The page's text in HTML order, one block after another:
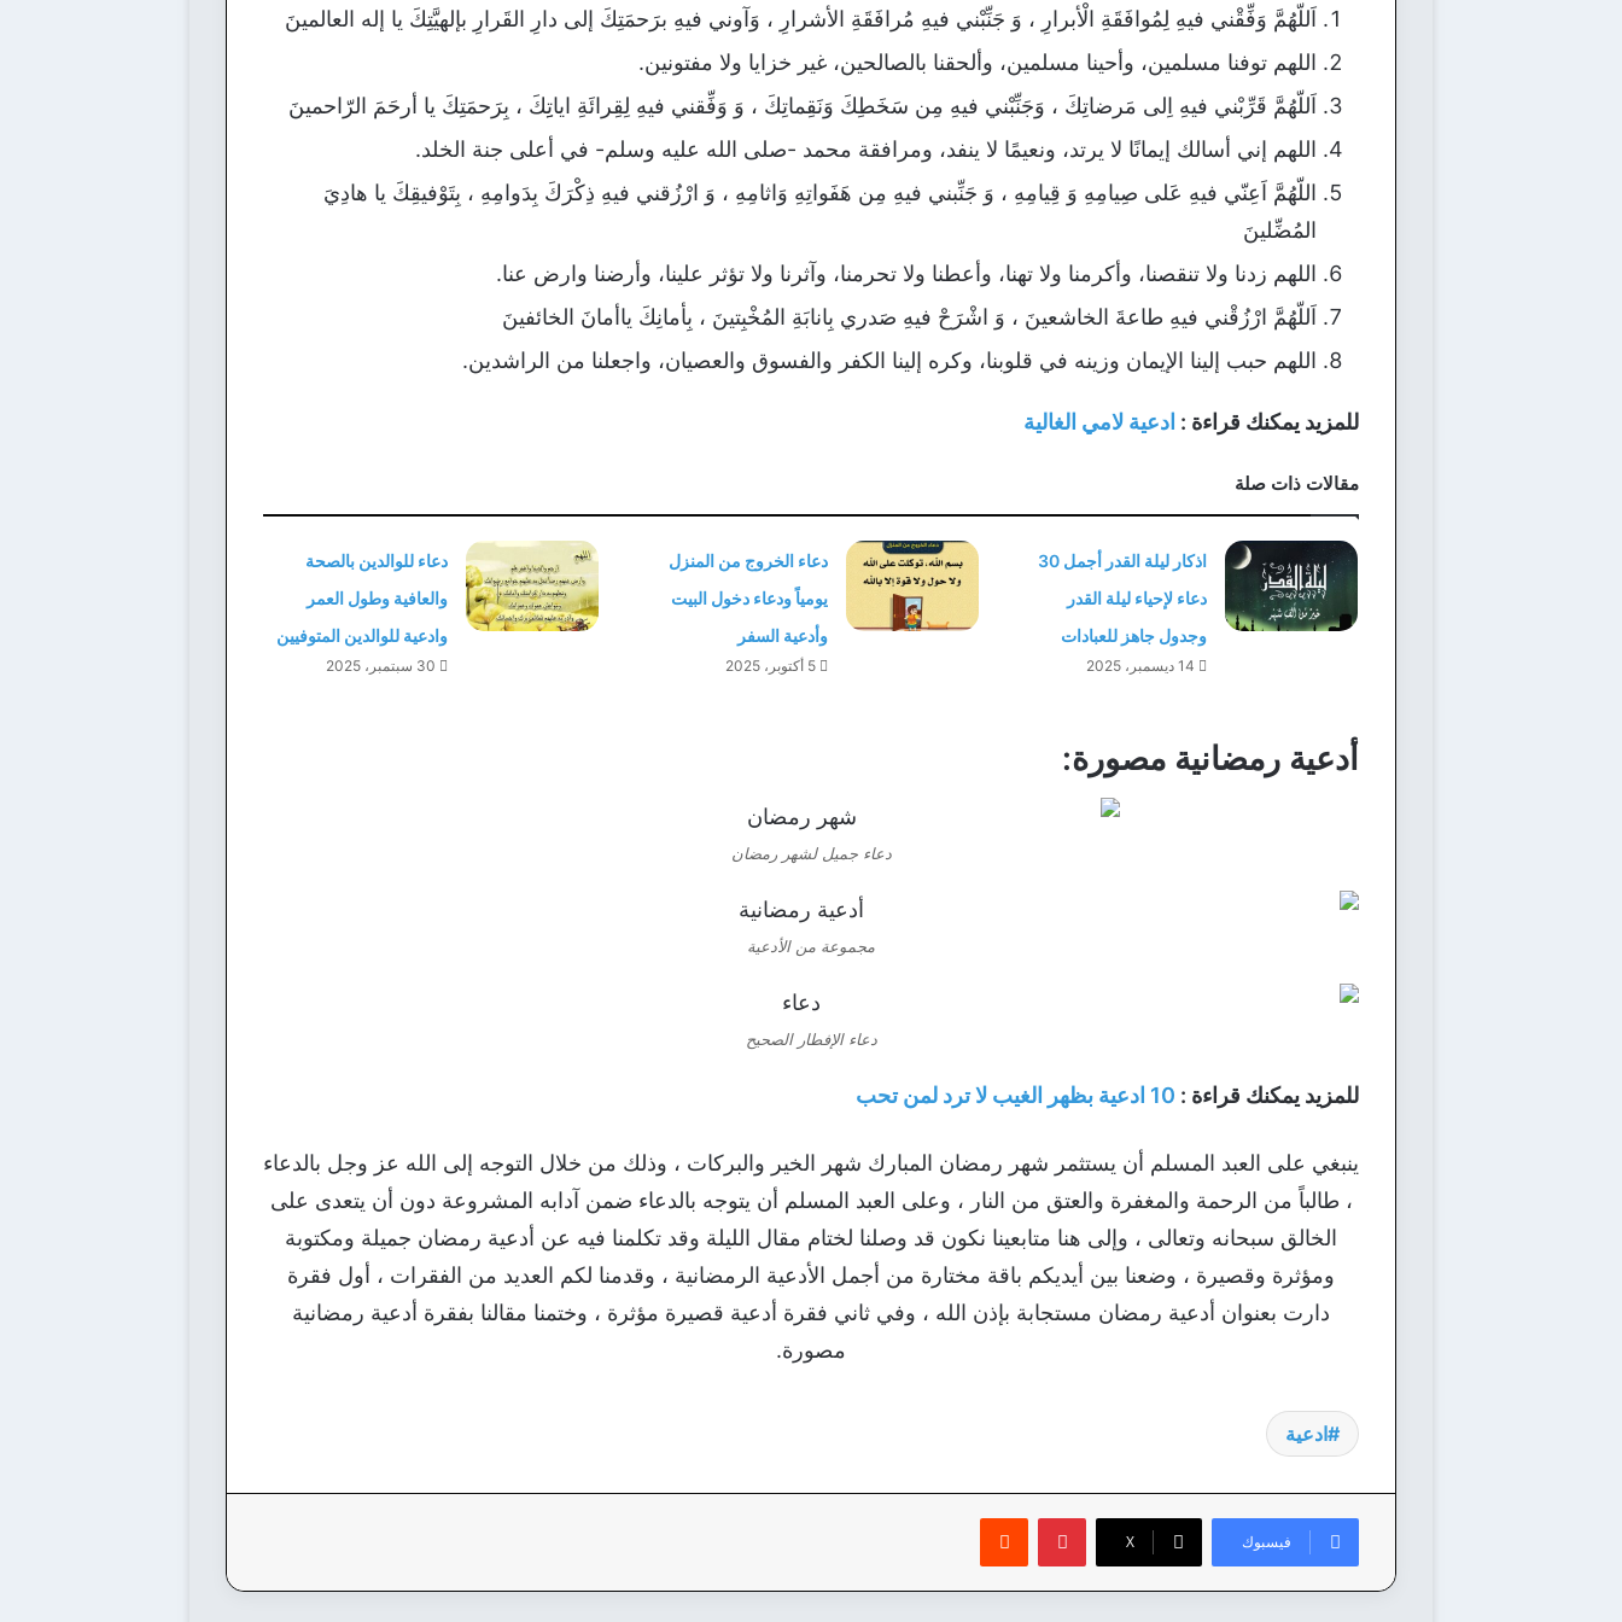
اَللّهُمَّ وَفِّقْني فيهِ لِمُوافَقَةِ الْأبرارِ ، وَ جَنِّبْني فيهِ مُرافَقَةِ الأشرارِ ، وَآوني فيهِ برَحمَتِكَ إلى دارِ القَرارِ بإلهيَّتِكَ يا إله العالمينَ
اللهم توفنا مسلمين، وأحينا مسلمين، وألحقنا بالصالحين، غير خزايا ولا مفتونين.
اَللّهُمَّ قَرِّبْني فيهِ اِلى مَرضاتِكَ ، وَجَنِّبْني فيهِ مِن سَخَطِكَ وَنَقِماتِكَ ، وَ وَفِّقني فيهِ لِقِرائَةِ اياتِِكَ ، بِرَحمَتِكَ يا أرحَمَ الرّاحمينَ
اللهم إني أسالك إيمانًا لا يرتد، ونعيمًا لا ينفد، ومرافقة محمد -صلى الله عليه وسلم- في أعلى جنة الخلد.
اللّهُمَّ اَعِنّي فيهِ عَلى صِيامِهِ وَ قِيامِهِ ، وَ جَنِّبني فيهِ مِن هَفَواتِهِ وَاثامِهِ ، وَ ارْزُقني فيهِ ذِكْرَكَ بِدَوامِهِ ، بِتَوْفيقِكَ يا هادِيَ
المُضِّلينَ
اللهم زدنا ولا تنقصنا، وأكرمنا ولا تهنا، وأعطنا ولا تحرمنا، وآثرنا ولا تؤثر علينا، وأرضنا وارض عنا.
اَللّهُمَّ ارْزُقْني فيهِ طاعةَ الخاشعينَ ، وَ اشْرَحْ فيهِ صَدري بِانابَةِ المُخْبِتينَ ، بِأمانِكَ ياأمانَ الخائفينَ
اللهم حبب إلينا الإيمان وزينه في قلوبنا، وكره إلينا الكفر والفسوق والعصيان، واجعلنا من الراشدين.
للمزيد يمكنك قراءة : ادعية لامي الغالية
مقالات ذات صلة
اذكار ليلة القدر أجمل 30
دعاء لإحياء ليلة القدر
وجدول جاهز للعبادات
14 ديسمبر، 2025
دعاء الخروج من المنزل
يومياً ودعاء دخول البيت
وأدعية السفر
5 أكتوبر، 2025
دعاء للوالدين بالصحة
والعافية وطول العمر
وادعية للوالدين المتوفيين
30 سبتمبر، 2025
أدعية رمضانية مصورة:
دعاء جميل لشهر رمضان
مجموعة من الأدعية
دعاء الإفطار الصحيح
للمزيد يمكنك قراءة : 10 ادعية بظهر الغيب لا ترد لمن تحب
ينبغي على العبد المسلم أن يستثمر شهر رمضان المبارك شهر الخير والبركات ، وذلك من خلال التوجه إلى الله عز وجل بالدعاء
، طالباً من الرحمة والمغفرة والعتق من النار ، وعلى العبد المسلم أن يتوجه بالدعاء ضمن آدابه المشروعة دون أن يتعدى على
الخالق سبحانه وتعالى ، وإلى هنا متابعينا نكون قد وصلنا لختام مقال الليلة وقد تكلمنا فيه عن أدعية رمضان جميلة ومكتوبة
ومؤثرة وقصيرة ، وضعنا بين أيديكم باقة مختارة من أجمل الأدعية الرمضانية ، وقدمنا لكم العديد من الفقرات ، أول فقرة
دارت بعنوان أدعية رمضان مستجابة بإذن الله ، وفي ثاني فقرة أدعية قصيرة مؤثرة ، وختمنا مقالنا بفقرة أدعية رمضانية
مصورة.
ادعية
فيسبوك ‫X
بينتيريست